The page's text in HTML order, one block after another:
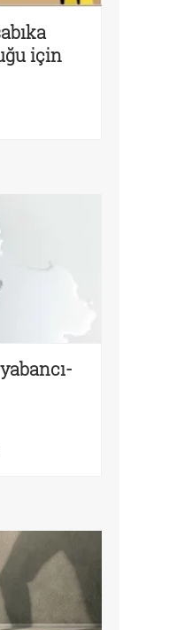
için